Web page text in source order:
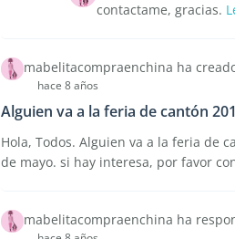
contactame, gracias.
mabelitacompraenchina ha
hace 8 años
Alguien va a la feria de cantón
Hola, Todos. Alguien va a la feria de
de mayo. si hay interesa, por favor
mabelitacompraenchina ha